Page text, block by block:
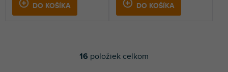
DO KOŠÍKA DO KOŠÍKA
O
16 položiek celkom